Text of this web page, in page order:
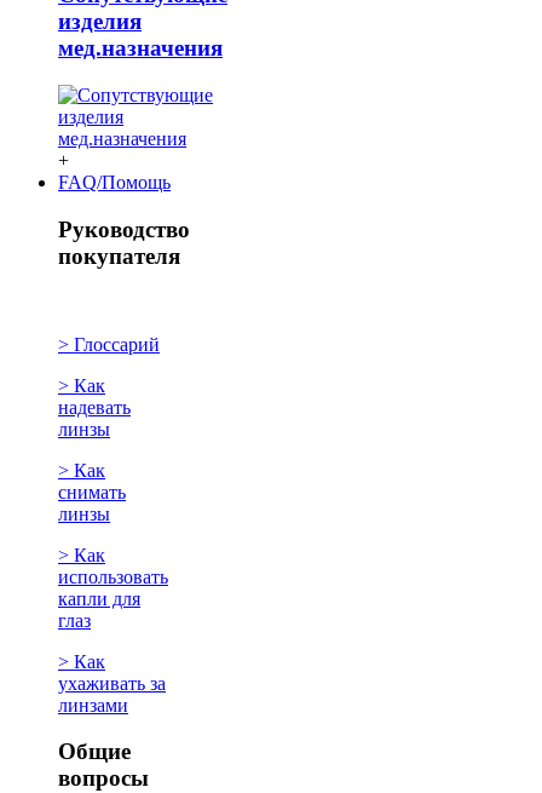
изделия
мед.назначения
+
FAQ/Помощь
Руководство
покупателя
> Глоссарий
> Как
надевать
линзы
> Как
снимать
линзы
> Как
использовать
капли для
глаз
> Как
ухаживать за
линзами
Общие
вопросы